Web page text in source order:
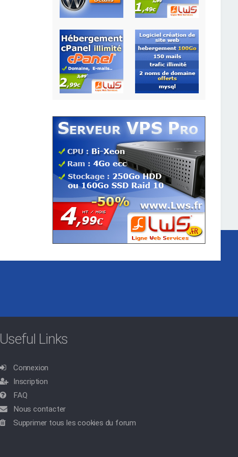
Useful Links
Connexion
Inscription
FAQ
Nous contacter
Supprimer tous les cookies du forum